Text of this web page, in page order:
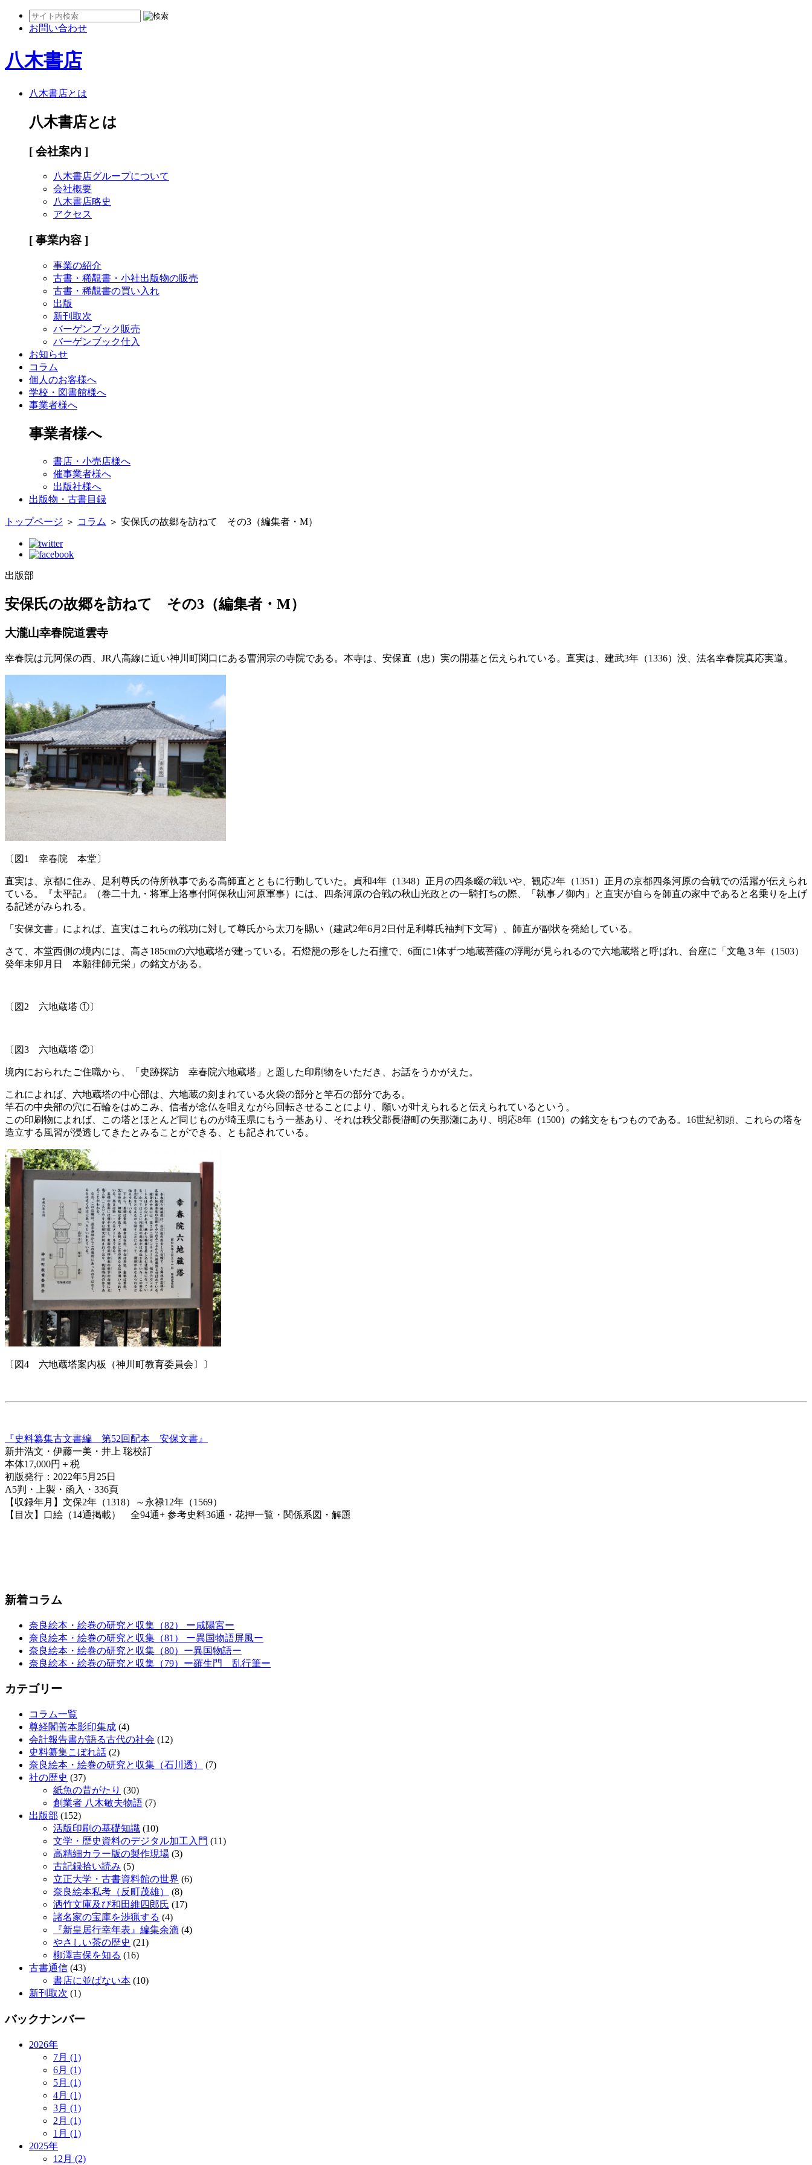
お問い合わせ
八木書店
八木書店とは
八木書店とは
[ 会社案内 ]
八木書店グループについて
会社概要
八木書店略史
アクセス
[ 事業内容 ]
事業の紹介
古書・稀覯書・小社出版物の販売
古書・稀覯書の買い入れ
出版
新刊取次
バーゲンブック販売
バーゲンブック仕入
お知らせ
コラム
個人のお客様へ
学校・図書館様へ
事業者様へ
事業者様へ
書店・小売店様へ
催事業者様へ
出版社様へ
出版物・古書目録
トップページ ＞ コラム ＞ 安保氏の故郷を訪ねて その3（編集者・M）
出版部
安保氏の故郷を訪ねて その3（編集者・M）
大瀧山幸春院道雲寺
幸春院は元阿保の西、JR八高線に近い神川町関口にある曹洞宗の寺院である。本寺は、安保直（忠）実の開基と伝えられている。直実は、建武3年（1336）没、法名幸春院真応実道。
〔図 1 幸春院 本堂〕
直実は、京都に住み、足利尊氏の侍所執事である高師直とともに行動していた。貞和4年（1348）正月の四条畷の戦いや、観応2年（1351）正月の京都四条河原の合戦での活躍が伝えられ
ている。『太平記』（巻二十九・将軍上洛事付阿保秋山河原軍事）には、四条河原の合戦の秋山光政との一騎打ちの際、「執事ノ御内」と直実が自らを師直の家中であると名乗りを上げ
る記述がみられる。
「安保文書」によれば、直実はこれらの戦功に対して尊氏から太刀を賜い（建武2年6月2日付足利尊氏袖判下文写）、師直が副状を発給している。
さて、本堂西側の境内には、高さ185cmの六地蔵塔が建っている。石燈籠の形をした石撞で、6面に1体ずつ地蔵菩薩の浮彫が見られるので六地蔵塔と呼ばれ、台座に「文亀３年（1503）
癸年未卯月日 本願律師元栄」の銘文がある。
〔図2 六地蔵塔 ①〕
〔図3 六地蔵塔 ②〕
境内におられたご住職から、「史跡探訪 幸春院六地蔵塔」と題した印刷物をいただき、お話をうかがえた。
これによれば、六地蔵塔の中心部は、六地蔵の刻まれている火袋の部分と竿石の部分である。
竿石の中央部の穴に石輪をはめこみ、信者が念仏を唱えながら回転させることにより、願いが叶えられると伝えられているという。
この印刷物によれば、この塔とほとんど同じものが埼玉県にもう一基あり、それは秩父郡長瀞町の矢那瀬にあり、明応8年（1500）の銘文をもつものである。16世紀初頭、これらの塔を
造立する風習が浸透してきたとみることができる、とも記されている。
〔図4 六地蔵塔案内板（神川町教育委員会〕〕
『史料纂集古文書編 第52回配本 安保文書』
新井浩文・伊藤一美・井上 聡校訂
本体17,000円＋税
初版発行：2022年5月25日
A5判・上製・函入・336頁
【収録年月】文保2年（1318）～永禄12年（1569）
【目次】口絵（14通掲載） 全94通+ 参考史料36通・花押一覧・関係系図・解題
新着コラム
奈良絵本・絵巻の研究と収集（82） ー咸陽宮ー
奈良絵本・絵巻の研究と収集（81） ー異国物語屏風ー
奈良絵本・絵巻の研究と収集（80）ー異国物語ー
奈良絵本・絵巻の研究と収集（79）ー羅生門 乱行筆ー
カテゴリー
コラム一覧
尊経閣善本影印集成 (4)
会計報告書が語る古代の社会 (12)
史料纂集こぼれ話 (2)
奈良絵本・絵巻の研究と収集（石川透）
(7)
社の歴史 (37)
紙魚の昔がたり (30)
創業者 八木敏夫物語 (7)
出版部 (152)
活版印刷の基礎知識 (10)
文学・歴史資料のデジタル加工入門 (11)
高精細カラー版の製作現場 (3)
古記録拾い読み (5)
立正大学・古書資料館の世界 (6)
奈良絵本私考（反町茂雄）
(8)
洒竹文庫及び和田維四郎氏 (17)
諸名家の宝庫を渉猟する (4)
『新皇居行幸年表』編集余滴 (4)
やさしい茶の歴史 (21)
柳澤吉保を知る (16)
古書通信 (43)
書店に並ばない本 (10)
新刊取次 (1)
バックナンバー
2026年
7月 (1)
6月 (1)
5月 (1)
4月 (1)
3月 (1)
2月 (1)
1月 (1)
2025年
12月 (2)